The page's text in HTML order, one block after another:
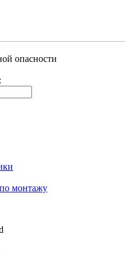
опасности
монтажу